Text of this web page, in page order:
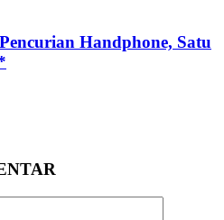
Handphone, Satu